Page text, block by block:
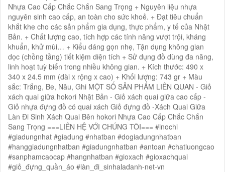
Nhựa Cao Cấp Chắc Chắn Sang Trọng + Nguyên liệu nhựa
nguyên sinh cao cấp, an toàn cho sức khoẻ. + Đạt tiêu chuẩn
khắt khe cho các sản phẩm gia dụng, thực phẩm, y tế của Nhật
Bản. + Chất lượng cao, tích hợp các tính năng vượt trội, kháng
khuẩn, khử mùi… + Kiểu dáng gọn nhẹ, Tận dụng không gian
dọc (chồng tầng) tiết kiệm diện tích + Sử dụng đồ dùng đa năng,
linh hoạt tuỳ biến trong nhiều không gian. + Kích thước: 490 x
340 x 24.5 mm (dài x rộng x cao) + Khối lượng: 743 gr + Màu
sắc: Trắng, Be, Nâu, Ghi MỘT SỐ SẢN PHẨM LIÊN QUAN - Giỏ
xách quai giữa hokori Nhật Bản - Giỏ xách quai giữa cao cấp -
Giỏ nhựa đựng đồ có quai xách Giỏ đựng đồ -Xách Quai Giữa
Làn Đi Sinh Xách Quai Bên hokori Nhựa Cao Cấp Chắc Chắn
Sang Trọng ===LIÊN HỆ VỚI CHÚNG TÔI=== #inochi
#giadungnhat #giadung #nhatban #dogiadungnhatban
#hanggiadungnhatban #giadungnhatban #antoan #chatluongcao
#sanphamcaocap #hangnhatban #gioxach #gioxachquai
#giỏ_đựng_quần_áo #làn_đi_sinhaladanh-net-vn